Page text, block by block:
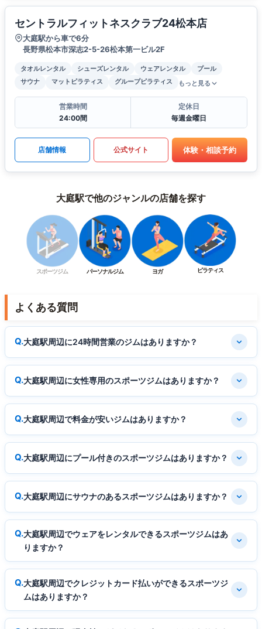
セントラルフィットネスクラブ24松本店
大庭駅から車で6分
長野県松本市深志2-5-26松本第一ビル2F
タオルレンタル シューズレンタル ウェアレンタル
プール
サウナ
マットピラティス グループピラティス もっと見る
営業時間
24:00間
定休日
毎週金曜日
店舗情報 公式サイト 体験・相談予約
大庭駅で他のジャンルの店舗を探す
スポーツジム パーソナルジム ヨガ ピラティス
よくある質問
大庭駅周辺に24時間営業のジムはありますか？
大庭駅周辺に女性専用のスポーツジムはありますか？
大庭駅周辺で料金が安いジムはありますか？
大庭駅周辺にプール付きのスポーツジムはありますか？
大庭駅周辺にサウナのあるスポーツジムはありますか？
大庭駅周辺でウェアをレンタルできるスポーツジムはあ
りますか？
大庭駅周辺でクレジットカード払いができるスポーツジ
ムはありますか？